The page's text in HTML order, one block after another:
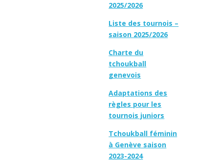
2025/2026
Liste des tournois –
saison 2025/2026
Charte du
tchoukball
genevois
Adaptations des
règles pour les
tournois juniors
Tchoukball féminin
à Genève saison
2023-2024